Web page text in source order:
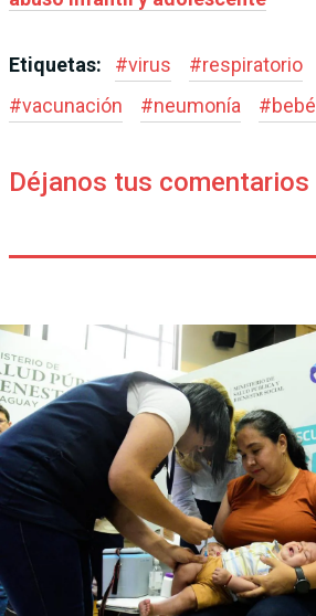
Etiquetas: #virus #respiratorio
#vacunación #neumonía #
Déjanos tus comentarios